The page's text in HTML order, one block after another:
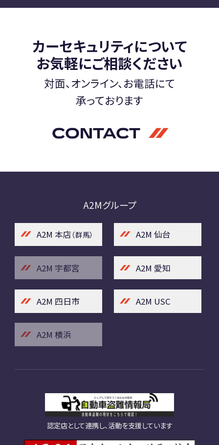
カーセキュリティについて
お気軽にご相談ください
対面、オンライン、お電話にて
承っております
CONTACT
A2Mグループ
A2M 本店（群馬） A2M 仙台
A2M 宇都宮 A2M 愛知
A2M 四日市 A2M USC
A2M 横浜
認定店として連携し、活動を支援しています